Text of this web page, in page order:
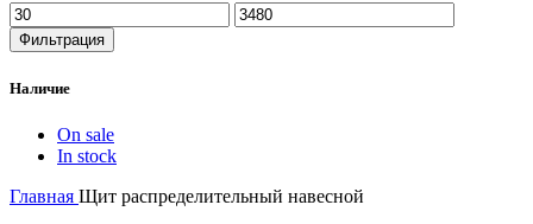
Минимальная
цена
Максимальная
цена
Фильтрация
Наличие
On sale
In stock
Главная Щит распределительный навесной